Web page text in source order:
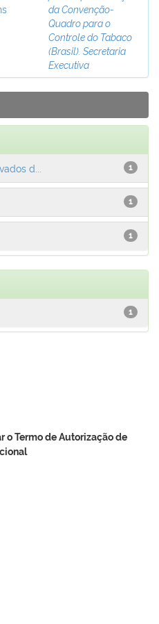
da Convenção-
Quadro para o
Controle do Tabaco
(Brasil). Secretaria
Executiva
1
d...
1
1
1
o Termo de Autorização de